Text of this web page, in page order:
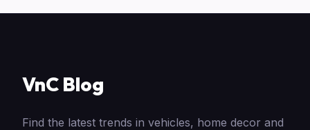
VnC Blog
Find the latest trends in vehicles, home decor and